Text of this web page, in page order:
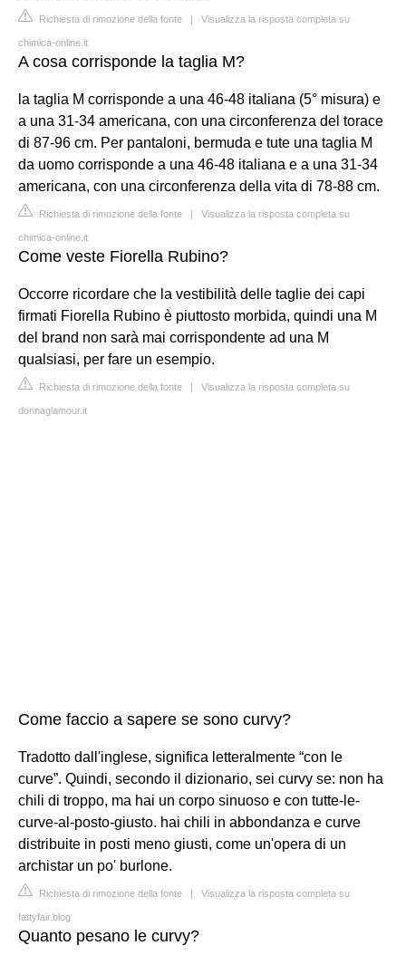
Richiesta di rimozione della fonte | Visualizza la risposta completa su
chimica-online.it
A cosa corrisponde la taglia M?
la taglia M corrisponde a una 46-48 italiana (5° misura) e
a una 31-34 americana, con una circonferenza del torace
di 87-96 cm. Per pantaloni, bermuda e tute una taglia M
da uomo corrisponde a una 46-48 italiana e a una 31-34
americana, con una circonferenza della vita di 78-88 cm.
Richiesta di rimozione della fonte | Visualizza la risposta completa su
chimica-online.it
Come veste Fiorella Rubino?
Occorre ricordare che la vestibilità delle taglie dei capi
firmati Fiorella Rubino è piuttosto morbida, quindi una M
del brand non sarà mai corrispondente ad una M
qualsiasi, per fare un esempio.
Richiesta di rimozione della fonte | Visualizza la risposta completa su
donnaglamour.it
Come faccio a sapere se sono curvy?
Tradotto dall'inglese, significa letteralmente “con le
curve”. Quindi, secondo il dizionario, sei curvy se: non ha
chili di troppo, ma hai un corpo sinuoso e con tutte-le-
curve-al-posto-giusto. hai chili in abbondanza e curve
distribuite in posti meno giusti, come un'opera di un
archistar un po' burlone.
Richiesta di rimozione della fonte | Visualizza la risposta completa su
fattyfair.blog
Quanto pesano le curvy?